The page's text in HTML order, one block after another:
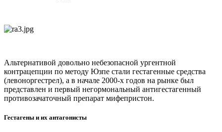
Альтернативой довольно небезопасной ургентной
контрацепции по методу Юзпе стали гестагенные средства
(левоноргестрел), а в начале 2000-х годов на рынке был
представлен и первый негормональный антигестагенный
противозачаточный препарат мифепристон.
Гестагены и их антагонисты